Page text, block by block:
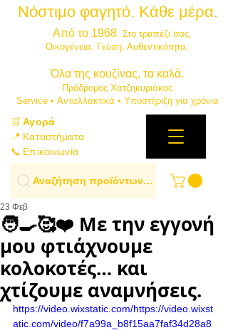
Νόστιμο φαγητό. Κάθε μέρα.
Από το 1968. Στο τραπέζι σας.
​Οικογένεια. Γεύση. Αυθεντικότητα.
​Όλα της κουζίνας, τα καλά.
Πρόδρομος Χατζηκυριάκος
​Service • Ανταλλακτικά • Υποστήριξη για χρόνια
🛒Αγορά
📍 Καταστήματα
📞 Επικοινωνία
Αναζήτηση προϊόντων…
🧑‍🍳🥰❤️ Με την εγγονή
μου φτιάχνουμε
κολοκοτές… και
χτίζουμε αναμνήσεις.
23 Φεβ
https://video.wixstatic.com/https://video.wixst
atic.com/video/f7a99a_b8f15aa7faf34d28a8